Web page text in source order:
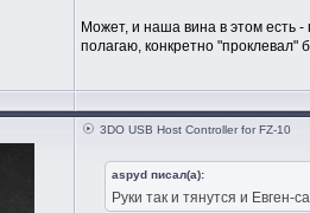
Может, и наша вина в этом есть
полагаю, конкретно
3DO USB Host Controller for FZ-10
aspyd писал(а):
Руки так и тянутся и Евген-